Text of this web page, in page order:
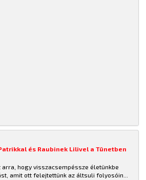
és Raubinek Lilivel a Tünetben
arra, hogy visszacsempéssze életünkbe
amit ott felejtettünk az áltsuli folyosóin...